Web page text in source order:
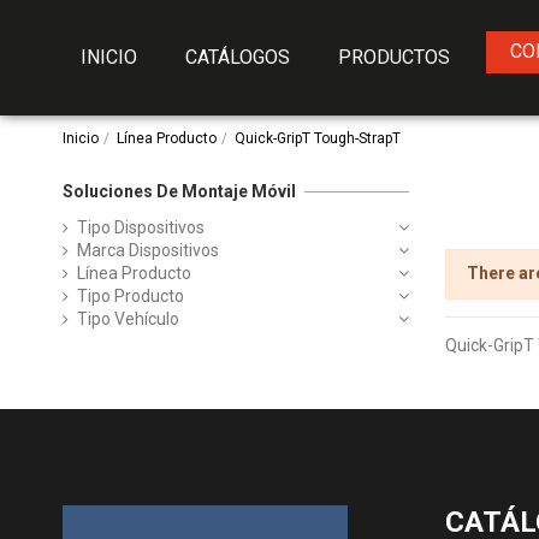
INICIO CATÁLOGOS PRODUCTOS
Inicio Línea Producto Quick-GripT Tough-StrapT
There
Quick-
Soluciones De Montaje Móvil
Tipo Dispositivos
Marca Dispositivos
Línea Producto
Tipo Producto
Tipo Vehículo